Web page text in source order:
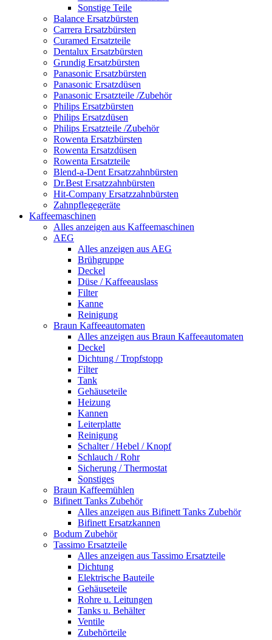
Sonstige Teile
Balance Ersatzbürsten
Carrera Ersatzbürsten
Curamed Ersatzteile
Dentalux Ersatzbürsten
Grundig Ersatzbürsten
Panasonic Ersatzbürsten
Panasonic Ersatzdüsen
Panasonic Ersatzteile /Zubehör
Philips Ersatzbürsten
Philips Ersatzdüsen
Philips Ersatzteile /Zubehör
Rowenta Ersatzbürsten
Rowenta Ersatzdüsen
Rowenta Ersatzteile
Blend-a-Dent Ersatzzahnbürsten
Dr.Best Ersatzzahnbürsten
Hit-Company Ersatzzahnbürsten
Zahnpflegegeräte
Kaffeemaschinen
Alles anzeigen aus Kaffeemaschinen
AEG
Alles anzeigen aus AEG
Brühgruppe
Deckel
Düse / Kaffeeauslass
Filter
Kanne
Reinigung
Braun Kaffeeautomaten
Alles anzeigen aus Braun Kaffeeautomaten
Deckel
Dichtung / Tropfstopp
Filter
Tank
Gehäuseteile
Heizung
Kannen
Leiterplatte
Reinigung
Schalter / Hebel / Knopf
Schlauch / Rohr
Sicherung / Thermostat
Sonstiges
Braun Kaffeemühlen
Bifinett Tanks Zubehör
Alles anzeigen aus Bifinett Tanks Zubehör
Bifinett Ersatzkannen
Bodum Zubehör
Tassimo Ersatzteile
Alles anzeigen aus Tassimo Ersatzteile
Dichtung
Elektrische Bauteile
Gehäuseteile
Rohre u. Leitungen
Tanks u. Behälter
Ventile
Zubehörteile